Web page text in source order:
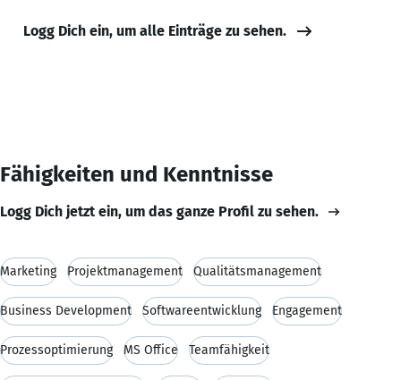
Logg Dich ein, um alle Einträge zu sehen.
Fähigkeiten und Kenntnisse
Logg Dich jetzt ein, um das ganze Profil zu sehen.
Marketing Projektmanagement Qualitätsmanagement
Business Development Softwareentwicklung Engagement
Prozessoptimierung MS Office Teamfähigkeit